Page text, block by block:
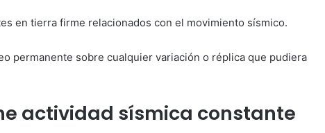
en tierra firme relacionados con el movimiento sísmico.
permanente sobre cualquier variación o réplica que pudiera
actividad sísmica constante